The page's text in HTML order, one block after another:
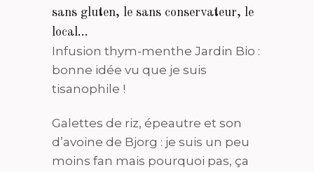
sans gluten, le sans conservateur, le
local…
Infusion thym-menthe Jardin Bio :
bonne idée vu que je suis
tisanophile !
Galettes de riz, épeautre et son
d’avoine de Bjorg : je suis un peu
moins fan mais pourquoi pas, ça